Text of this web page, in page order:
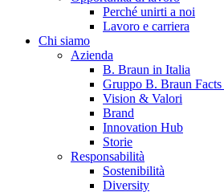
Scopri chi siamo ed entra nel
sedi, 4 aziende, più di 700
Eccellenza a livello globale.
Perché unirti a noi
Lavoro e carriera
Chi siamo
Azienda
B. Braun in Italia
Gruppo B. Braun
Vision & Valori
Brand
Innovation Hub
Storie
Responsabilità
Sostenibilità
Diversity